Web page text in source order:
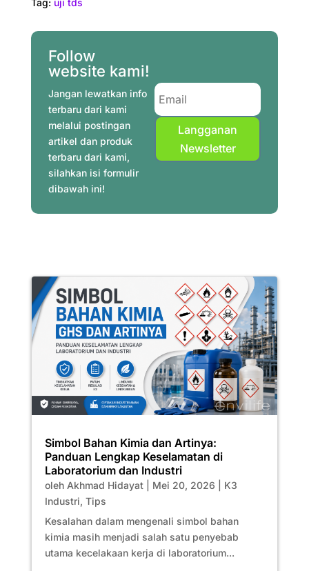
Tag: uji tds
Follow
website kami!
Jangan lewatkan info
terbaru dari kami
melalui postingan
artikel dan produk
terbaru dari kami,
silahkan isi formulir
dibawah ini!
Langganan
Newsletter
Simbol Bahan Kimia dan Artinya:
Panduan Lengkap Keselamatan di
Laboratorium dan Industri
oleh Akhmad Hidayat| Mei 20, 2026
K3
Industri, Tips
Kesalahan dalam mengenali simbol bahan
kimia masih menjadi salah satu penyebab
utama kecelakaan kerja di laboratorium...